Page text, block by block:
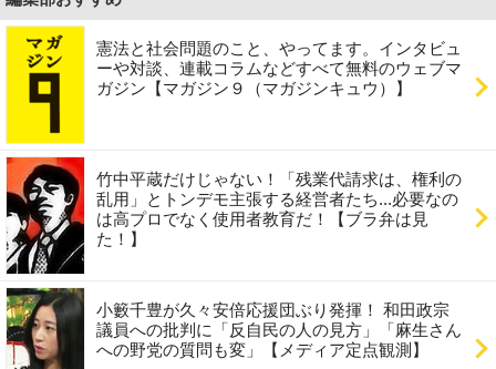
憲法と社会問題のこと、やってます。インタビュ
ーや対談、連載コラムなどすべて無料のウェブマ
ガジン【マガジン９（マガジンキュウ）】
竹中平蔵だけじゃない！「残業代請求は、権利の
乱用」とトンデモ主張する経営者たち...必要なの
は高プロでなく使用者教育だ！【ブラ弁は見
た！】
小籔千豊が久々安倍応援団ぶり発揮！ 和田政宗
議員への批判に「反自民の人の見方」「麻生さん
への野党の質問も変」【メディア定点観測】